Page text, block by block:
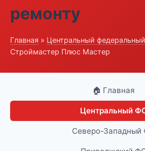
ремонту
Главная » Центральный
Строймастер Плюс Мастер
🏠 Главная
Центральный
Северо-Западный